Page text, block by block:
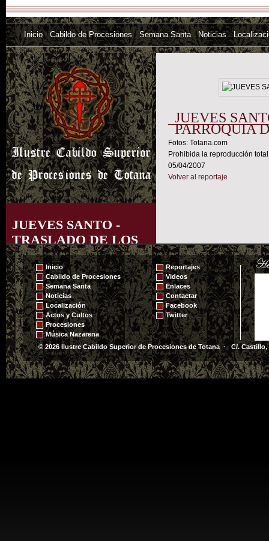
Inicio Cabildo de Procesiones Semana Santa Noticias
JUEVES SANTO -
TRASLADO DE LOS
TRONOS A LA
PARROQUIA DE
SANTIAGO
JUEVES
PARROQUIA
Fotos: Totana.com
Prohibida la reproducción
05/04/2007
Volver al reportaje
Inicio
Cabildo de Procesiones
Semana Santa
Noticias
Localización
Actos y Cultos
Procesiones
Música Nazarena
Reportajes
Videos
Enlaces
Contactar
Facebook
Twitter
© 2026 Ilustre Cabildo Superior de Procesiones de Totana · C/. Castillo,